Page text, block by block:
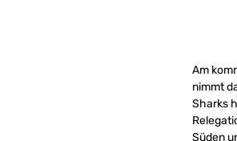
Am
nimmt
Sharks
Süden